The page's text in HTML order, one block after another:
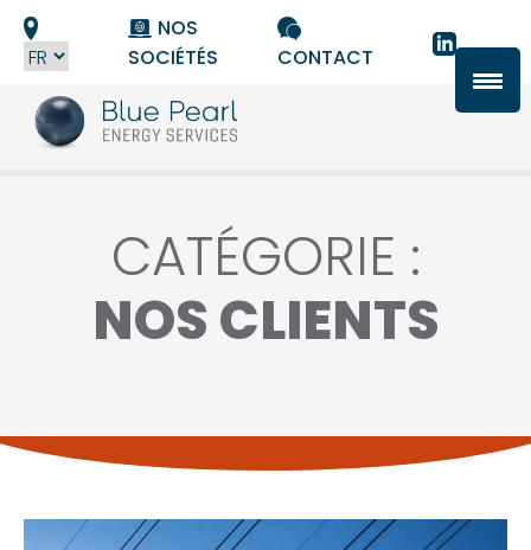
NOS
SOCIÉTÉS
CONTACT
CATÉGORIE :
NOS CLIENTS
Panneau de gestion des cookies